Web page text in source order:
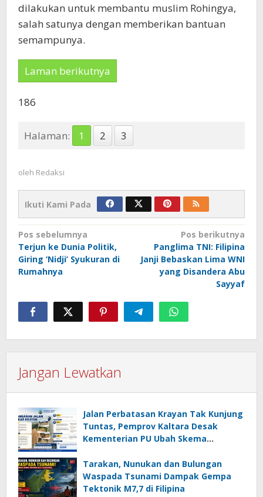
dilakukan untuk membantu muslim Rohingya,
salah satunya dengan memberikan bantuan
semampunya.
Laman berikutnya
186
Halaman: 1 2 3
oleh Redaksi
Ikuti Kami Pada
Navigasi
pos
Pos sebelumnya
Terjun ke Dunia Politik,
Giring ‘Nidji’ Syukuran di
Rumahnya
Pos berikutnya
Panglima TNI: Filipina
Janji Bebaskan Lima WNI
yang Disandera Abu
Sayyaf
Jangan Lewatkan
Jalan Perbatasan Krayan Tak Kunjung
Tuntas, Pemprov Kaltara Desak
Kementerian PU Ubah Skema
Tarakan, Nunukan dan Bulungan
Waspada Tsunami Dampak Gempa
Tektonik M7,7 di Filipina